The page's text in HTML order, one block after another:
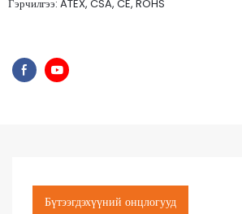
Гэрчилгээ: ATEX, CSA, CE, ROHS
Бүтээгдэхүүний онцлогууд